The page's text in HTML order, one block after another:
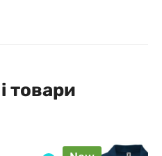
товари